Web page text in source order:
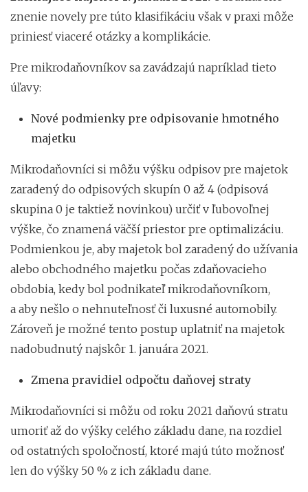
znenie novely pre túto klasifikáciu však v praxi môže
priniesť viaceré otázky a komplikácie.
Pre mikrodaňovníkov sa zavádzajú napríklad tieto
úľavy:
Nové podmienky pre odpisovanie hmotného
majetku
Mikrodaňovníci si môžu výšku odpisov pre majetok
zaradený do odpisových skupín 0 až 4 (odpisová
skupina 0 je taktiež novinkou) určiť v ľubovoľnej
výške, čo znamená väčší priestor pre optimalizáciu.
Podmienkou je, aby majetok bol zaradený do užívania
alebo obchodného majetku počas zdaňovacieho
obdobia, kedy bol podnikateľ mikrodaňovníkom,
a aby nešlo o nehnuteľnosť či luxusné automobily.
Zároveň je možné tento postup uplatniť na majetok
nadobudnutý najskôr 1. januára 2021.
Zmena pravidiel odpočtu daňovej straty
Mikrodaňovníci si môžu od roku 2021 daňovú stratu
umoriť až do výšky celého základu dane, na rozdiel
od ostatných spoločností, ktoré majú túto možnosť
len do výšky 50 % z ich základu dane.